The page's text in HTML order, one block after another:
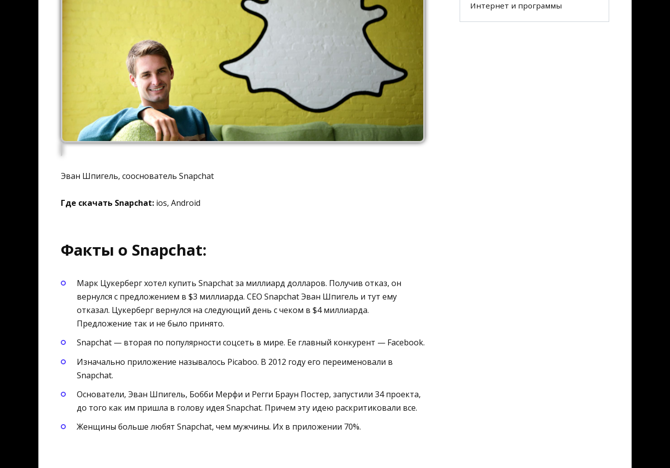
Эван Шпигель, сооснователь Snapchat
Где скачать Snapchat: ios, Android
Факты о Snapchat:
Марк Цукерберг хотел купить Snapchat за миллиард долларов. Получив отказ, он
вернулся с предложением в $3 миллиарда. CEO Snapchat Эван Шпигель и тут ему
отказал. Цукерберг вернулся на следующий день с чеком в $4 миллиарда.
Предложение так и не было принято.
Snapchat — вторая по популярности соцсеть в мире. Ее главный конкурент — Facebook.
Изначально приложение называлось Picaboo. В 2012 году его переименовали в
Snapchat.
Основатели, Эван Шпигель, Бобби Мерфи и Регги Браун Постер, запустили 34 проекта,
до того как им пришла в голову идея Snapchat. Причем эту идею раскритиковали все.
Женщины больше любят Snapchat, чем мужчины. Их в приложении 70%.
Интернет и программы